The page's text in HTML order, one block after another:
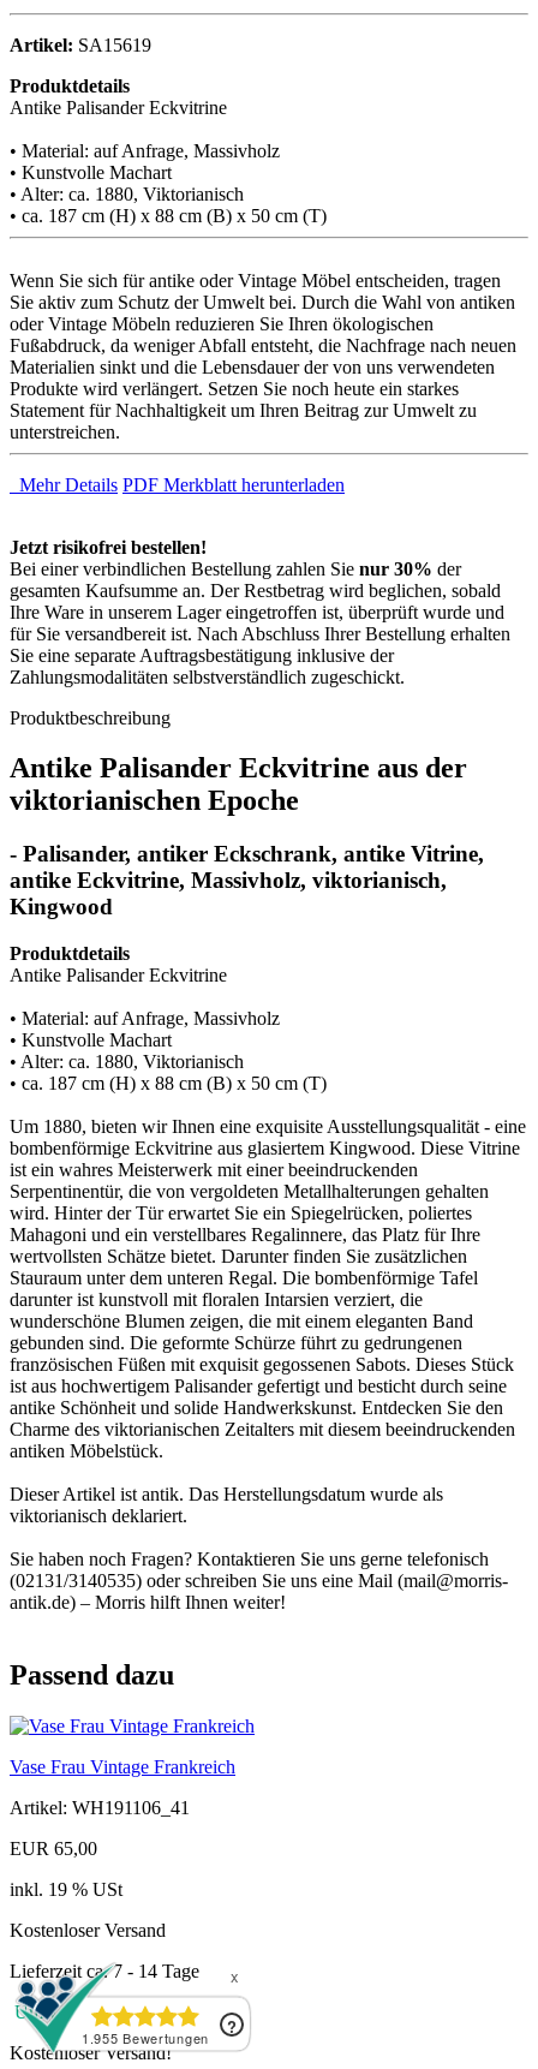
Artikel: SA15619
Produktdetails
Antike Palisander Eckvitrine
• Material: auf Anfrage, Massivholz
• Kunstvolle Machart
• Alter: ca. 1880, Viktorianisch
• ca. 187 cm (H) x 88 cm (B) x 50 cm (T)
Wenn Sie sich für antike oder Vintage Möbel entscheiden, tragen
Sie aktiv zum Schutz der Umwelt bei. Durch die Wahl von antiken
oder Vintage Möbeln reduzieren Sie Ihren ökologischen
Fußabdruck, da weniger Abfall entsteht, die Nachfrage nach neuen
Materialien sinkt und die Lebensdauer der von uns verwendeten
Produkte wird verlängert. Setzen Sie noch heute ein starkes
Statement für Nachhaltigkeit um Ihren Beitrag zur Umwelt zu
unterstreichen.
Mehr Details PDF Merkblatt herunterladen
Jetzt risikofrei bestellen!
Bei einer verbindlichen Bestellung zahlen Sie nur 30% der
gesamten Kaufsumme an. Der Restbetrag wird beglichen, sobald
Ihre Ware in unserem Lager eingetroffen ist, überprüft wurde und
für Sie versandbereit ist. Nach Abschluss Ihrer Bestellung erhalten
Sie eine separate Auftragsbestätigung inklusive der
Zahlungsmodalitäten selbstverständlich zugeschickt.
Produktbeschreibung
Antike Palisander Eckvitrine aus der
viktorianischen Epoche
- Palisander, antiker Eckschrank, antike Vitrine,
antike Eckvitrine, Massivholz, viktorianisch,
Kingwood
Produktdetails
Antike Palisander Eckvitrine
• Material: auf Anfrage, Massivholz
• Kunstvolle Machart
• Alter: ca. 1880, Viktorianisch
• ca. 187 cm (H) x 88 cm (B) x 50 cm (T)
Um 1880, bieten wir Ihnen eine exquisite Ausstellungsqualität - eine
bombenförmige Eckvitrine aus glasiertem Kingwood. Diese Vitrine
ist ein wahres Meisterwerk mit einer beeindruckenden
Serpentinentür, die von vergoldeten Metallhalterungen gehalten
wird. Hinter der Tür erwartet Sie ein Spiegelrücken, poliertes
Mahagoni und ein verstellbares Regalinnere, das Platz für Ihre
wertvollsten Schätze bietet. Darunter finden Sie zusätzlichen
Stauraum unter dem unteren Regal. Die bombenförmige Tafel
darunter ist kunstvoll mit floralen Intarsien verziert, die
wunderschöne Blumen zeigen, die mit einem eleganten Band
gebunden sind. Die geformte Schürze führt zu gedrungenen
französischen Füßen mit exquisit gegossenen Sabots. Dieses Stück
ist aus hochwertigem Palisander gefertigt und besticht durch seine
antike Schönheit und solide Handwerkskunst. Entdecken Sie den
Charme des viktorianischen Zeitalters mit diesem beeindruckenden
antiken Möbelstück.
Dieser Artikel ist antik. Das Herstellungsdatum wurde als
viktorianisch deklariert.
Sie haben noch Fragen? Kontaktieren Sie uns gerne telefonisch
(02131/3140535) oder schreiben Sie uns eine Mail (mail@morris-
antik.de) – Morris hilft Ihnen weiter!
Passend dazu
Vase Frau Vintage Frankreich
Artikel: WH191106_41
EUR 65,00
inkl. 19 % USt
Kostenloser Versand
Lieferzeit ca. 7 - 14 Tage
Umweltfreundliches Produkt
Kostenloser Versand!